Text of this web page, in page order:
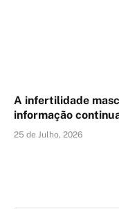
A infertilidade
informação
25 de Julho, 2026